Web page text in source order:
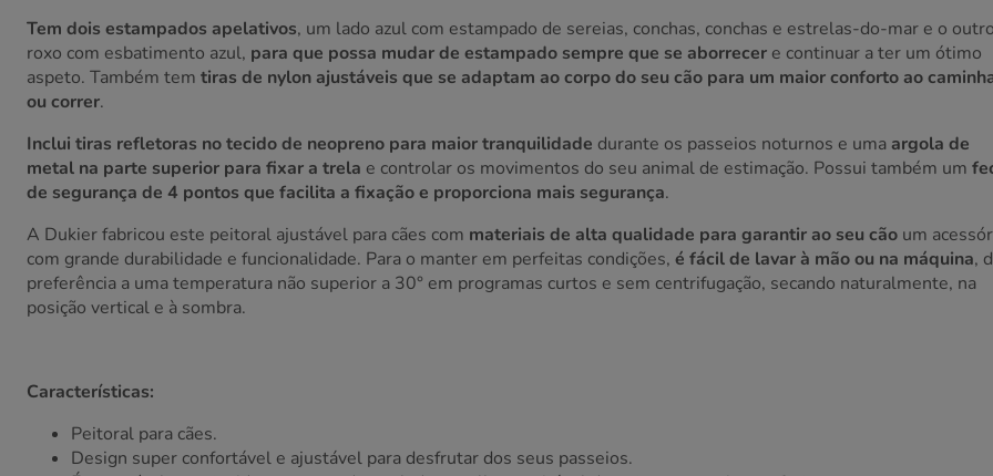
Tem dois estampados apelativos, um lado azul com estampado de sereias, conchas, conchas e estrelas-do-mar e o outro
roxo com esbatimento azul, para que possa mudar de estampado sempre que se aborrecer e continuar a ter um ótimo
aspeto. Também tem tiras de nylon ajustáveis que se adaptam ao corpo do seu cão para um maior conforto ao
ou correr.
Inclui tiras refletoras no tecido de neopreno para maior tranquilidade durante os passeios noturnos e umaargola de
metal na parte superior para fixar a trela e controlar os movimentos do seu animal de estimação. Possui também um
de segurança de 4 pontos que facilita a fixação e proporciona mais segurança.
A Dukier fabricou este peitoral ajustável para cães com materiais de alta qualidade para garantir ao seu cão um
com grande durabilidade e funcionalidade. Para o manter em perfeitas condições, é fácil de lavar à mão ou na máquina,
preferência a uma temperatura não superior a 30° em programas curtos e sem centrifugação, secando naturalmente, na
posição vertical e à sombra.
Características:
Peitoral para cães.
Design super confortável e ajustável para desfrutar dos seus passeios.